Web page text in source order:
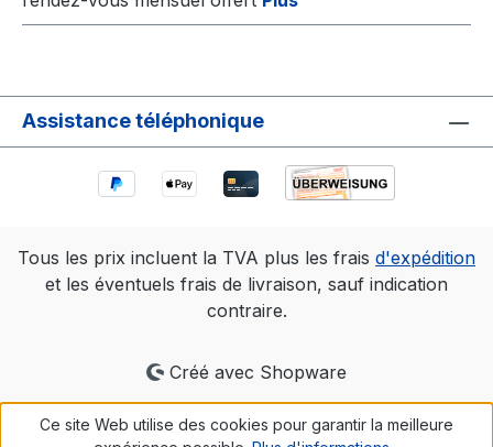
Assistance téléphonique
Tous les prix incluent la TVA plus les frais d'expédition
et les éventuels frais de livraison, sauf indication
contraire.
Créé avec Shopware
Ce site Web utilise des cookies pour garantir la meilleure